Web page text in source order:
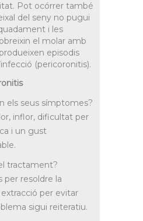
Pot ocórrer també
del seny no pugui
i les
el molar amb
episodis
(pericoronitis).
els seus símptomes?
inflor, dificultat per
i un gust
tractament?
per resoldre la
per evitar
sigui reiteratiu.